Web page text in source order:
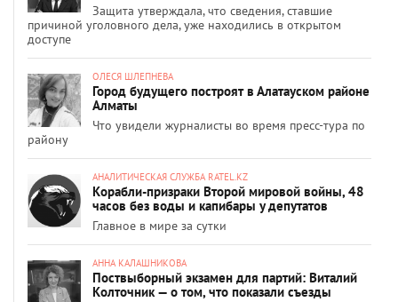
Защита утверждала, что сведения, ставшие
причиной уголовного дела, уже находились в открытом
доступе
ОЛЕСЯ ШЛЕПНЕВА
Город будущего построят в Алатауском районе
Алматы
Что увидели журналисты во время пресс-тура по
району
АНАЛИТИЧЕСКАЯ СЛУЖБА RATEL.KZ
Корабли-призраки Второй мировой войны, 48
часов без воды и капибары у депутатов
Главное в мире за сутки
АННА КАЛАШНИКОВА
Поствыборный экзамен для партий: Виталий
Колточник — о том, что показали съезды